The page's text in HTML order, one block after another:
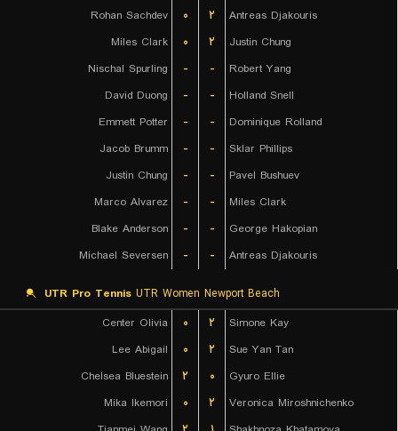
Rohan Sachdev
۰ ۲
Antreas Djakouris
Miles Clark
۰ ۲
Justin Chung
Nischal Spurling
- -
Robert Yang
David Duong
- -
Holland Snell
Emmett Potter
- -
Dominique Rolland
Jacob Brumm
- -
Sklar Phillips
Justin Chung
- -
Pavel Bushuev
Marco Alvarez
- -
Miles Clark
Blake Anderson
- -
George Hakopian
Michael Seversen
- - Antreas Djakouris
UTR Pro Tennis UTR Women Newport Beach
Center Olivia
۰ ۲
Simone Kay
Lee Abigail
۰ ۲
Sue Yan Tan
Chelsea Bluestein
۲ ۰
Gyuro Ellie
Mika Ikemori
۰ ۲
Veronica Miroshnichenko